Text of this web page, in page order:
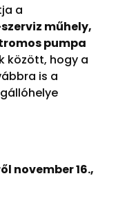
a
műhely,
pumpa
között, hogy a
is a
november 16.,